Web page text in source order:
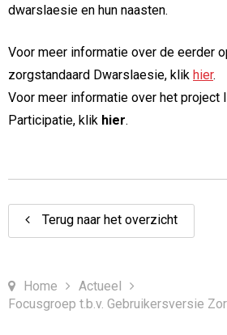
dwarslaesie en hun naasten.
Voor meer informatie over de eerder
zorgstandaard Dwarslaesie, klik hier.
Voor meer informatie over het project
Participatie, klik hier.
Terug naar het overzicht
Home
Actueel
Focusgroep t.b.v. Gebruikersversie